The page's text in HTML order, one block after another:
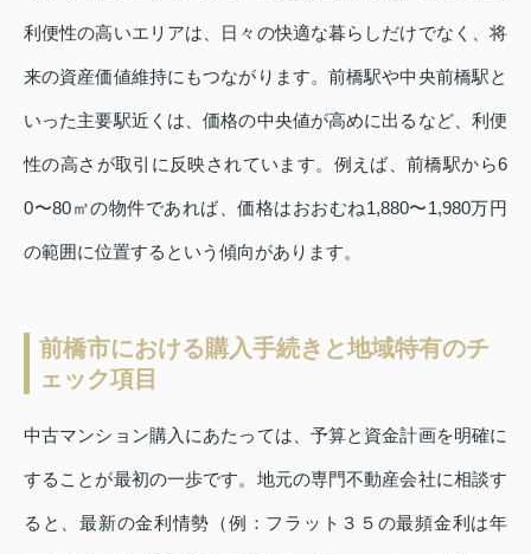
利便性の高いエリアは、日々の快適な暮らしだけでなく、将
来の資産価値維持にもつながります。前橋駅や中央前橋駅と
いった主要駅近くは、価格の中央値が高めに出るなど、利便
性の高さが取引に反映されています。例えば、前橋駅から6
0〜80㎡の物件であれば、価格はおおむね1,880〜1,980万円
の範囲に位置するという傾向があります。
前橋市における購入手続きと地域特有のチ
ェック項目
中古マンション購入にあたっては、予算と資金計画を明確に
することが最初の一歩です。地元の専門不動産会社に相談す
ると、最新の金利情勢（例：フラット３５の最頻金利は年